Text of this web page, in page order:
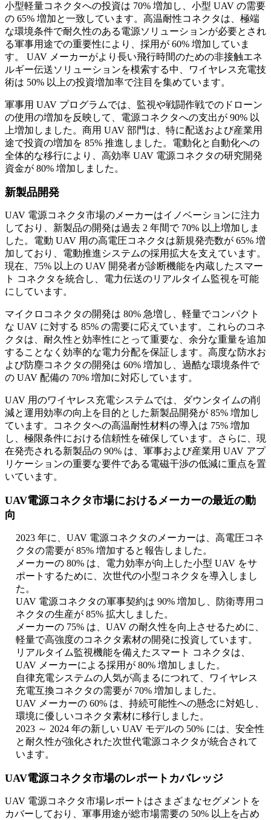
小型軽量コネクタへの投資は 70% 増加し、小型 UAV の需要
の 65% 増加と一致しています。高温耐性コネクタは、極端
な環境条件で耐久性のある電源ソリューションが必要とされ
る軍事用途での重要性により、採用が 60% 増加していま
す。 UAV メーカーがより長い飛行時間のための非接触エネ
ルギー伝送ソリューションを模索する中、ワイヤレス充電技
術は 50% 以上の投資増加率で注目を集めています。
軍事用 UAV プログラムでは、監視や戦闘作戦でのドローン
の使用の増加を反映して、電源コネクタへの支出が 90% 以
上増加しました。商用 UAV 部門は、特に配送および産業用
途で投資の増加を 85% 推進しました。電動化と自動化への
全体的な移行により、高効率 UAV 電源コネクタの研究開発
資金が 80% 増加しました。
新製品開発
UAV 電源コネクタ市場のメーカーはイノベーションに注力
しており、新製品の開発は過去 2 年間で 70% 以上増加しま
した。電動 UAV 用の高電圧コネクタは新規発売数が 65% 増
加しており、電動推進システムの採用拡大を支えています。
現在、75% 以上の UAV 開発者が診断機能を内蔵したスマー
ト コネクタを統合し、電力伝送のリアルタイム監視を可能
にしています。
マイクロコネクタの開発は 80% 急増し、軽量でコンパクト
な UAV に対する 85% の需要に応えています。これらのコネ
クタは、耐久性と効率性にとって重要な、余分な重量を追加
することなく効率的な電力分配を保証します。高度な防水お
よび防塵コネクタの開発は 60% 増加し、過酷な環境条件で
の UAV 配備の 70% 増加に対応しています。
UAV 用のワイヤレス充電システムでは、ダウンタイムの削
減と運用効率の向上を目的とした新製品開発が 85% 増加し
ています。コネクタへの高温耐性材料の導入は 75% 増加
し、極限条件における信頼性を確保しています。さらに、現
在発売される新製品の 90% は、軍事および産業用 UAV アプ
リケーションの重要な要件である電磁干渉の低減に重点を置
いています。
UAV電源コネクタ市場におけるメーカーの最近の動
向
2023 年に、UAV 電源コネクタのメーカーは、高電圧コネ
クタの需要が 85% 増加すると報告しました。
メーカーの 80% は、電力効率が向上した小型 UAV をサ
ポートするために、次世代の小型コネクタを導入しまし
た。
UAV 電源コネクタの軍事契約は 90% 増加し、防衛専用コ
ネクタの生産が 85% 拡大しました。
メーカーの 75% は、UAV の耐久性を向上させるために、
軽量で高強度のコネクタ素材の開発に投資しています。
リアルタイム監視機能を備えたスマート コネクタは、
UAV メーカーによる採用が 80% 増加しました。
自律充電システムの人気が高まるにつれて、ワイヤレス
充電互換コネクタの需要が 70% 増加しました。
UAV メーカーの 60% は、持続可能性への懸念に対処し、
環境に優しいコネクタ素材に移行しました。
2023 ～ 2024 年の新しい UAV モデルの 50% には、安全性
と耐久性が強化された次世代電源コネクタが統合されて
います。
UAV電源コネクタ市場のレポートカバレッジ
UAV 電源コネクタ市場レポートはさまざまなセグメントを
カバーしており、軍事用途が総市場需要の 50% 以上を占め